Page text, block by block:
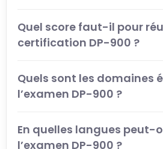
Quel score faut-il pour
certification DP-900 ?
Quels sont les domaines
l’examen DP-900 ?
En quelles langues peut-
l’examen DP-900 ?